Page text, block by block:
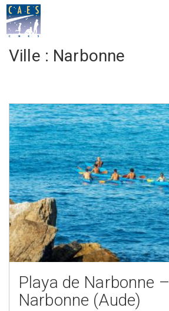
Ville : Narbonne
Playa de Narbonne –
Narbonne (Aude)